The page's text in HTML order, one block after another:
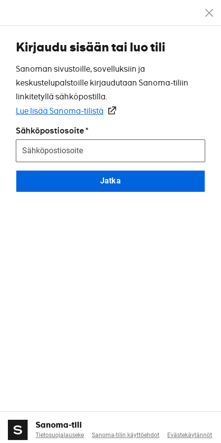
Kirjaudu sisään tai luo tili
Sanoman sivustoille, sovelluksiin ja
keskustelupalstoille kirjaudutaan Sanoma-tiliin
linkitetyllä sähköpostilla.
Lue lisää Sanoma-tilistä
Sähköpostiosoite
Jatka
Sanoma-tili
Tietosuojalauseke Sanoma-tilin käyttöehdot Evästekäytännöt